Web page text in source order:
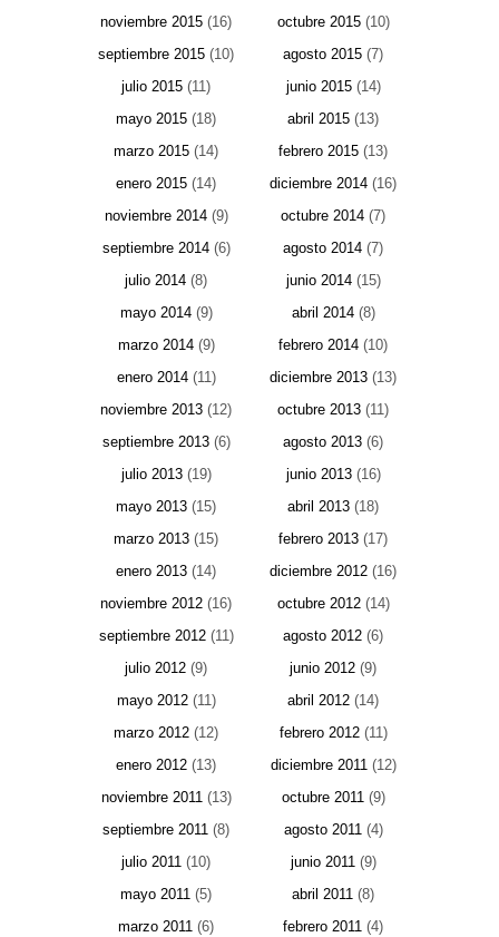
noviembre 2015 (16) octubre 2015(10)
septiembre 2015 (10) agosto 2015 (7)
julio 2015 (11) junio 2015(14)
mayo 2015 (18) abril 2015 (13)
marzo 2015 (14) febrero 2015 (13)
enero 2015 (14) diciembre 2014 (16)
noviembre 2014(9) octubre 2014 (7)
septiembre 2014(6) agosto 2014 (7)
julio 2014 (8) junio 2014(15)
mayo 2014(9) abril 2014(8)
marzo 2014(9) febrero 2014 (10)
enero 2014(11) diciembre 2013 (13)
noviembre 2013 (12) octubre 2013 (11)
septiembre 2013(6) agosto 2013 (6)
julio 2013(19) junio 2013(16)
mayo 2013 (15) abril 2013 (18)
marzo 2013 (15) febrero 2013 (17)
enero 2013 (14) diciembre 2012 (16)
noviembre 2012 (16) octubre 2012(14)
septiembre 2012(11) agosto 2012 (6)
julio 2012 (9) junio 2012 (9)
mayo 2012(11) abril 2012 (14)
marzo 2012 (12) febrero 2012(11)
enero 2012 (13) diciembre 2011(12)
noviembre 2011(13) octubre 2011(9)
septiembre 2011 (8) agosto 2011(4)
julio 2011 (10) junio 2011(9)
mayo 2011 (5) abril 2011 (8)
marzo 2011 (6) febrero 2011 (4)